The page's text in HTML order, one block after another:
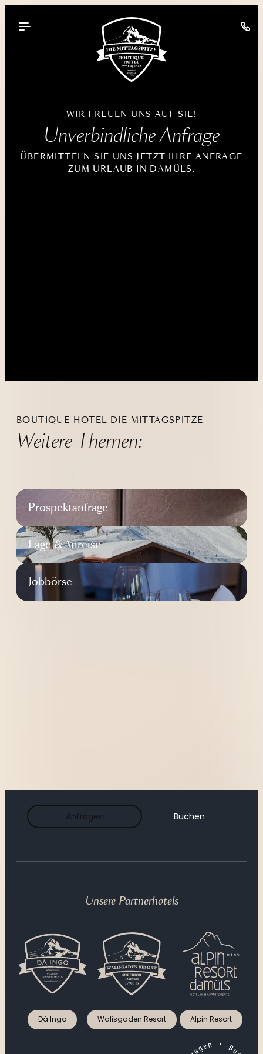
----
----
----
----
----
WIR FREUEN UNS AUF SIE!
Unverbindliche Anfrage
ÜBERMITTELN SIE UNS JETZT IHRE ANFRAGE
ZUM URLAUB IN DAMÜLS.
BOUTIQUE HOTEL DIE MITTAGSPITZE
Weitere Themen:
Prospektanfrage
Lage & Anreise
Jobbörse
Anfragen Buchen
Unsere Partnerhotels
Dà Ingo Walisgaden Resort Alpin Resort